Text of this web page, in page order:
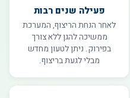
פעילה שנים רבות
לאחר הנחת הריצוף, המערכת
ממשיכה להגן ללא צורך
בפירוק. ניתן לטעון מחדש
מבלי לגעת בריצוף.